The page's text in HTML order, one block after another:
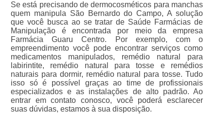
Se está precisando de dermocosméticos para manchas
quem manipula São Bernardo do Campo, A solução
que você busca ao se tratar de Saúde Farmácias de
Manipulação é encontrada por meio da empresa
Farmácia Guaru Centro. Por exemplo, com o
empreendimento você pode encontrar serviços como
medicamentos manipulados, remédio natural para
labirintite, remédio natural para tosse e remédios
naturais para dormir, remédio natural para tosse. Tudo
isso só é possível graças ao time de profissionais
especializados e as instalações de alto padrão. Ao
entrar em contato conosco, você poderá esclarecer
suas dúvidas, estamos à sua disposição.